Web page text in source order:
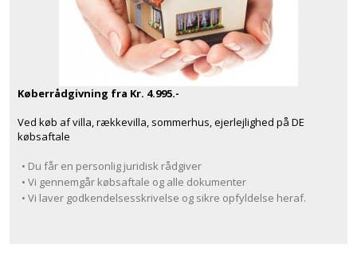
Køberrådgivning fra Kr. 4.995.-
Ved køb af villa, rækkevilla, sommerhus, ejerlejlighed på DE
købsaftale
• Du får en personlig juridisk rådgiver
• Vi gennemgår købsaftale og alle dokumenter
• Vi laver godkendelsesskrivelse og sikre opfyldelse heraf.